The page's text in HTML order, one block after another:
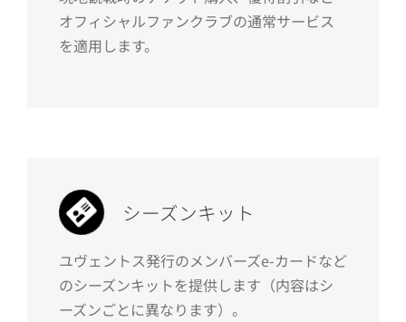
オフィシャルファンクラブの通常サービス
を適用します。
シーズンキット
ユヴェントス発行のメンバーズe-カードなど
のシーズンキットを提供します（内容はシ
ーズンごとに異なります）。